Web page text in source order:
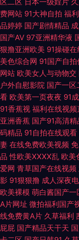
黄色网址链接 麻豆九九
线观看 91视频导航 AV
看91 欧美一卡二卡 午
文三级AV在线 97资源
91网站做爱 AV网站入
频 91视频视频 大香蕉
91视频 91精片 俺去射
婷狠狠久久 人人草天天
网站 a含羞草无码视 大
费网站 91大神自拍 福
品婷婷 国产剧情精品
国产AV 97亚洲精华液
狠撸亚洲欧美 91操碰在
美色综合网 91国产自拍
网站 欧美女人与动物交
户外自慰影院 国产一区
看 欧美第一页夜夜 91
91香蕉视 福利在线视频
亚洲香蕉 国产91高清精
码精品 91自拍在线观看
妻 在线免费欧美视频
品 性欧美ⅩⅩⅩⅩ乱 欧美
爱网 青草国产在线视频
影 91狠狠撸 成人深夜
欧美裸模 萌白酱国产一
A片网址 微拍福利国产
线免费黄A片 久草福利
屁屁 国产精品天干天